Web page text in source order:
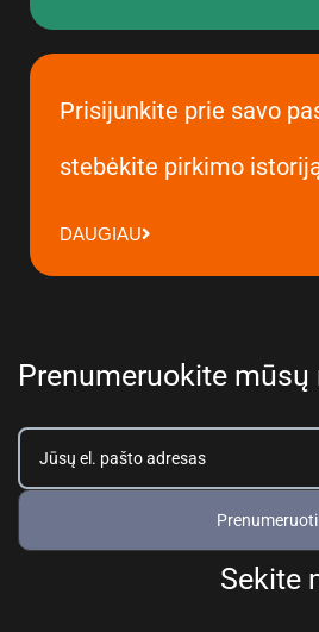
Prisijunkite prie savo
stebėkite pirkimo
DAUGIAU
Prenumeruokite
Prenumeruoti
Sekite